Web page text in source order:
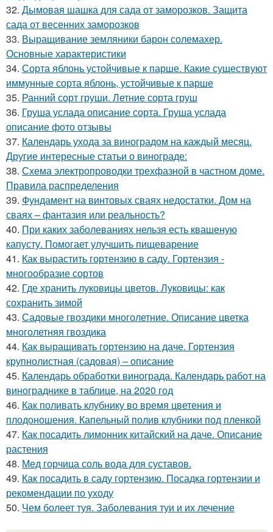
32. Дымовая шашка для сада от заморозков. Защита
сада от весенних заморозков
33. Выращивание земляники барон солемахер.
Основные характеристики
34. Сорта яблонь устойчивые к парше. Какие существуют
иммунные сорта яблонь, устойчивые к парше
35. Ранний сорт груши. Летние сорта груш
36. Груша услада описание сорта. Груша услада
описание фото отзывы
37. Календарь ухода за виноградом на каждый месяц.
Другие интересные статьи о винограде:
38. Схема электропроводки трехфазной в частном доме.
Правила распределения
39. Фундамент на винтовых сваях недостатки. Дом на
сваях – фантазия или реальность?
40. При каких заболеваниях нельзя есть квашеную
капусту. Помогает улучшить пищеварение
41. Как вырастить гортензию в саду. Гортензия -
многообразие сортов
42. Где хранить луковицы цветов. Луковицы: как
сохранить зимой
43. Садовые гвоздики многолетние. Описание цветка
многолетняя гвоздика
44. Как выращивать гортензию на даче. Гортензия
крупнолистная (садовая) – описание
45. Календарь обработки винограда. Календарь работ на
винограднике в таблице, на 2020 год
46. Как поливать клубнику во время цветения и
плодоношения. Капельный полив клубники под пленкой
47. Как посадить лимонник китайский на даче. Описание
растения
48. Мед горчица соль вода для суставов.
49. Как посадить в саду гортензию. Посадка гортензии и
рекомендации по уходу
50. Чем болеет туя. Заболевания туи и их лечение